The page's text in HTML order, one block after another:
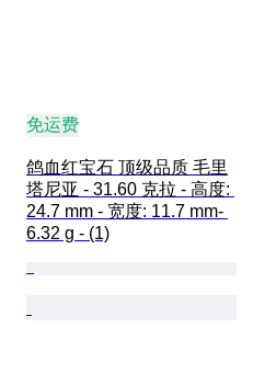
免运费
鸽血红宝石 顶级品质 毛里
塔尼亚 - 31.60 克拉 - 高度:
24.7 mm - 宽度: 11.7 mm-
6.32 g - (1)